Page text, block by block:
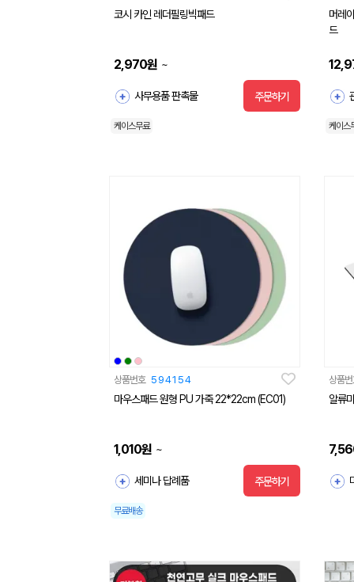
코시 카인 레더필링빅패드
2,970원 ~
사무용품 판촉물 주문하기
케이스무료
머레
드
케이스
상품번호 594154
마우스패드 원형 PU 가죽 22*22cm (EC01)
1,010원 ~
세미나 답례품 주문하기
무료배송
상품
알류